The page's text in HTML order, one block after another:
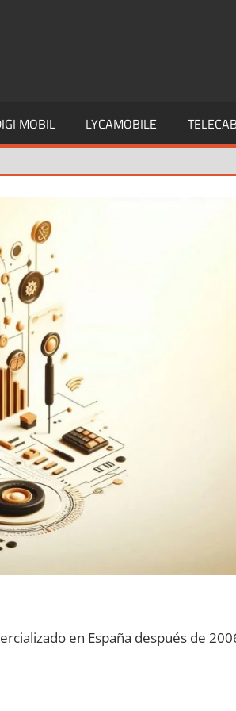
MOBIL LYCAMOBILE
en España después dе